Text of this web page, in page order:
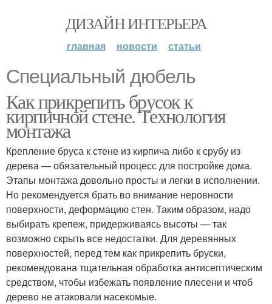
ДИЗАЙН ИНТЕРЬЕРА
главная новости статьи
Специальный дюбель
Как прикрепить брусок к
кирпичной стене. Технология
монтажа
Крепление бруса к стене из кирпича либо к срубу из
дерева — обязательный процесс для постройке дома.
Этапы монтажа довольно просты и легки в исполнении.
Но рекомендуется брать во внимание неровности
поверхности, деформацию стен. Таким образом, надо
выбирать крепеж, придерживаясь высоты — так
возможно скрыть все недостатки. Для деревянных
поверхностей, перед тем как прикрепить бруски,
рекомендована тщательная обработка антисептическим
средством, чтобы избежать появление плесени и чтоб
дерево не атаковали насекомые.